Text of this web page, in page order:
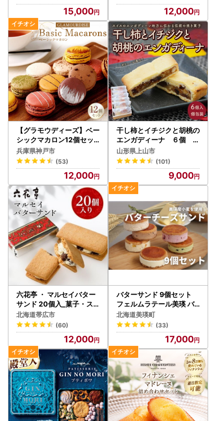
15,000 12,000
【グラモウディーズ】ベー
シックマカロン12個セッ
ト お菓子 スイーツ デザー
ト ギフト 神戸お菓子
兵庫県神戸市
(53)
12,000
干し柿とイチジクと胡桃の
エンガディーナ ６個 0
121-2601
山形県上山市
(101)
9,000
六花亭 ・ マルセイバター
サンド 20個入_菓子・ス
イーツ 焼き菓子 _【配送不
可地域：離島】【149060
8】
北海道帯広市
(60)
12,000
バターサンド 9個セット
フェルムラテール美瑛 バ
ター スイーツ 北海道 [017
-59]
北海道美瑛町
(33)
17,000